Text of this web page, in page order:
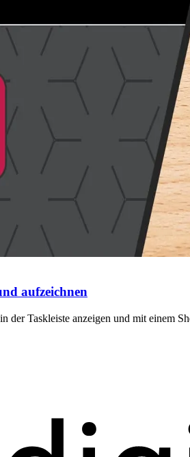
aufzeichnen
der Taskleiste anzeigen und mit einem